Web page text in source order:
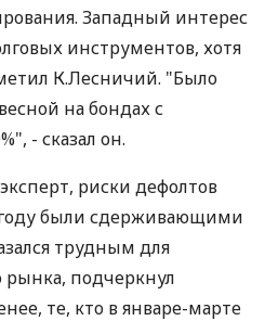
Западный интерес
инструментов, хотя
К.Лесничий. "Было
на бондах с
- сказал он.
риски дефолтов
были сдерживающими
трудным для
рынка, подчеркнул
те, кто в январе-марте